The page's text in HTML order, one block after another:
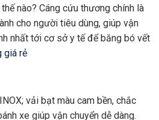
nào? Cáng cứu thương chính là
cho người tiêu dùng, giúp vận
nhất tới cơ sở y tế để băng bó vết
giá rẻ
vải bạt màu cam bền, chắc
xe giúp vận chuyển dễ dàng.